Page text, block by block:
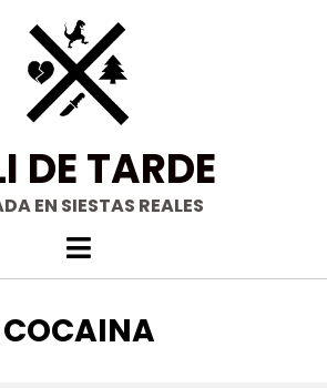
DE TARDE
EN SIESTAS REALES
ETIQUETA
:
COCAINA